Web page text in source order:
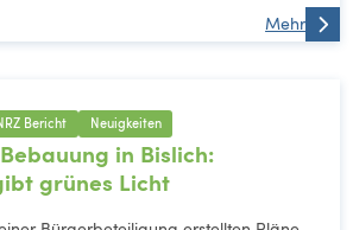
Mehr
Bericht Neuigkeiten
in Bislich:
grünes Licht